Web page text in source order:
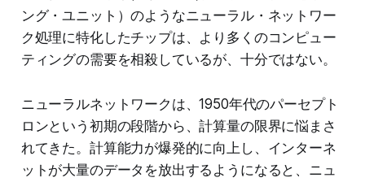
ング・ユニット）のようなニューラル・ネットワー
ク処理に特化したチップは、より多くのコンピュー
ティングの需要を相殺しているが、十分ではない。
ニューラルネットワークは、1950年代のパーセプト
ロンという初期の段階から、計算量の限界に悩まさ
れてきた。計算能力が爆発的に向上し、インターネ
ットが大量のデータを放出するようになると、ニュ